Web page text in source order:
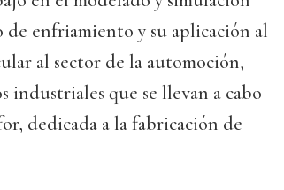
enfriamiento y su aplicación al
al sector de la automoción,
industriales que se llevan a cabo
dedicada a la fabricación de